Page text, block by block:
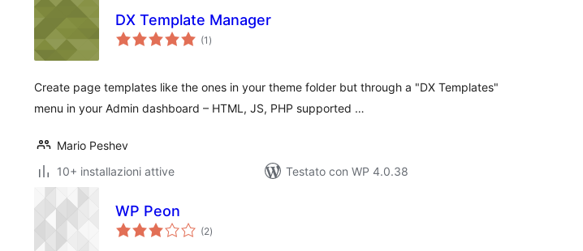
DX Template Manager
(1 valutazioni
totali
)
Create page templates like the ones in your theme folder but through a "DX Templates"
menu in your Admin dashboard – HTML, JS, PHP supported …
Mario Peshev
10+ installazioni attive
Testato con WP 4.0.38
WP Peon
(2valutazioni
totali
)